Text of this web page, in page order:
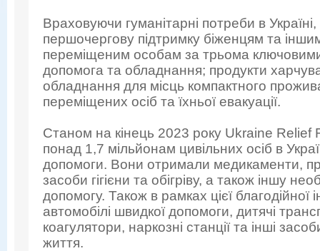
Враховуючи гуманітарні потреби в
першочергову підтримку біженцям та
переміщеним особам за трьома
допомога та обладнання; продукти
обладнання для місць компактного
переміщених осіб та їхньої евакуації.
Станом на кінець 2023 року Ukraine
понад 1,7 мільйонам цивільних осіб в
допомоги. Вони отримали медикаменти,
засоби гігієни та обігріву, а також іншу
допомогу. Також в рамках цієї благодійної
автомобілі швидкої допомоги, дитячі
коагулятори, наркозні станції та інші
життя.